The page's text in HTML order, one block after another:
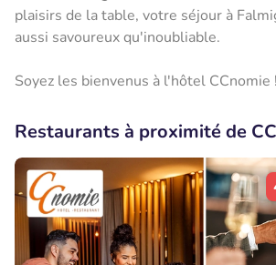
plaisirs de la table, votre séjour à
aussi savoureux qu'inoubliable.
Soyez les bienvenus à l'hôtel CCnomie !
Restaurants à proximité de